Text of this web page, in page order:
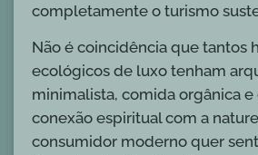
completamente o turismo
Não é coincidência que tantos
ecológicos de luxo tenham
minimalista, comida orgânica e
conexão espiritual com a
consumidor moderno quer